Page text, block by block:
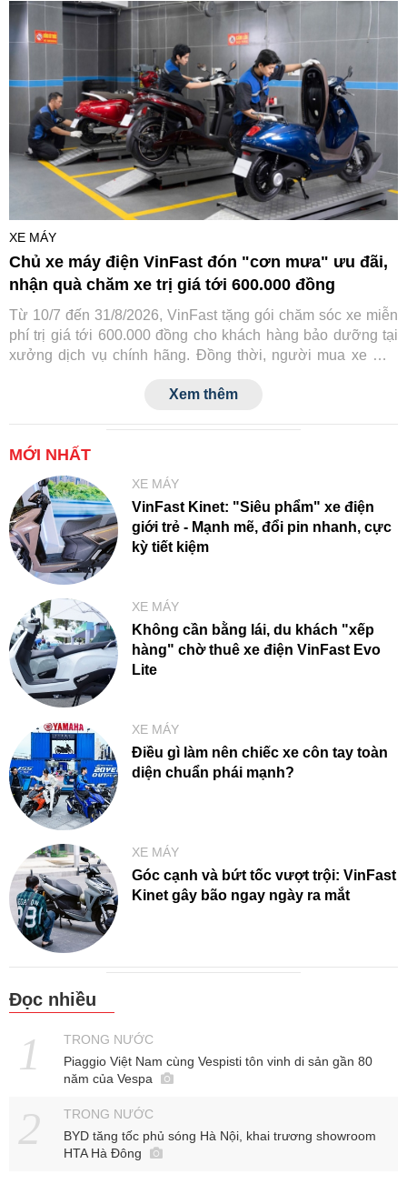
này.
XE MÁY
Chủ xe máy điện VinFast đón "cơn mưa" ưu đãi,
nhận quà chăm xe trị giá tới 600.000 đồng
Từ 10/7 đến 31/8/2026, VinFast tặng gói chăm sóc xe miễn
phí trị giá tới 600.000 đồng cho khách hàng bảo dưỡng tại
xưởng dịch vụ chính hãng. Đồng thời, người mua xe mới
hữu và sử dụng xe điện trở nên tiết kiệm hơn.
Xem thêm
MỚI NHẤT
XE MÁY
VinFast Kinet: "Siêu phẩm" xe điện
giới trẻ - Mạnh mẽ, đổi pin nhanh, cực
kỳ tiết kiệm
XE MÁY
Không cần bằng lái, du khách "xếp
hàng" chờ thuê xe điện VinFast Evo
Lite
XE MÁY
Điều gì làm nên chiếc xe côn tay toàn
diện chuẩn phái mạnh?
XE MÁY
Góc cạnh và bứt tốc vượt trội: VinFast
Kinet gây bão ngay ngày ra mắt
Đọc nhiều
TRONG NƯỚC
Piaggio Việt Nam cùng Vespisti tôn vinh di sản gần 80
năm của Vespa
TRONG NƯỚC
BYD tăng tốc phủ sóng Hà Nội, khai trương showroom
HTA Hà Đông